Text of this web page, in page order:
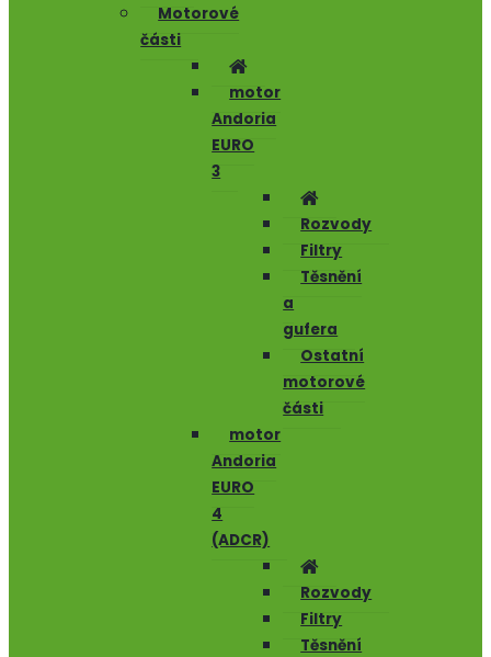
Motorové
části
motor
Andoria
EURO
3
Rozvody
Filtry
Těsnění
a
gufera
Ostatní
motorové
části
motor
Andoria
EURO
4
(ADCR)
Rozvody
Filtry
Těsnění